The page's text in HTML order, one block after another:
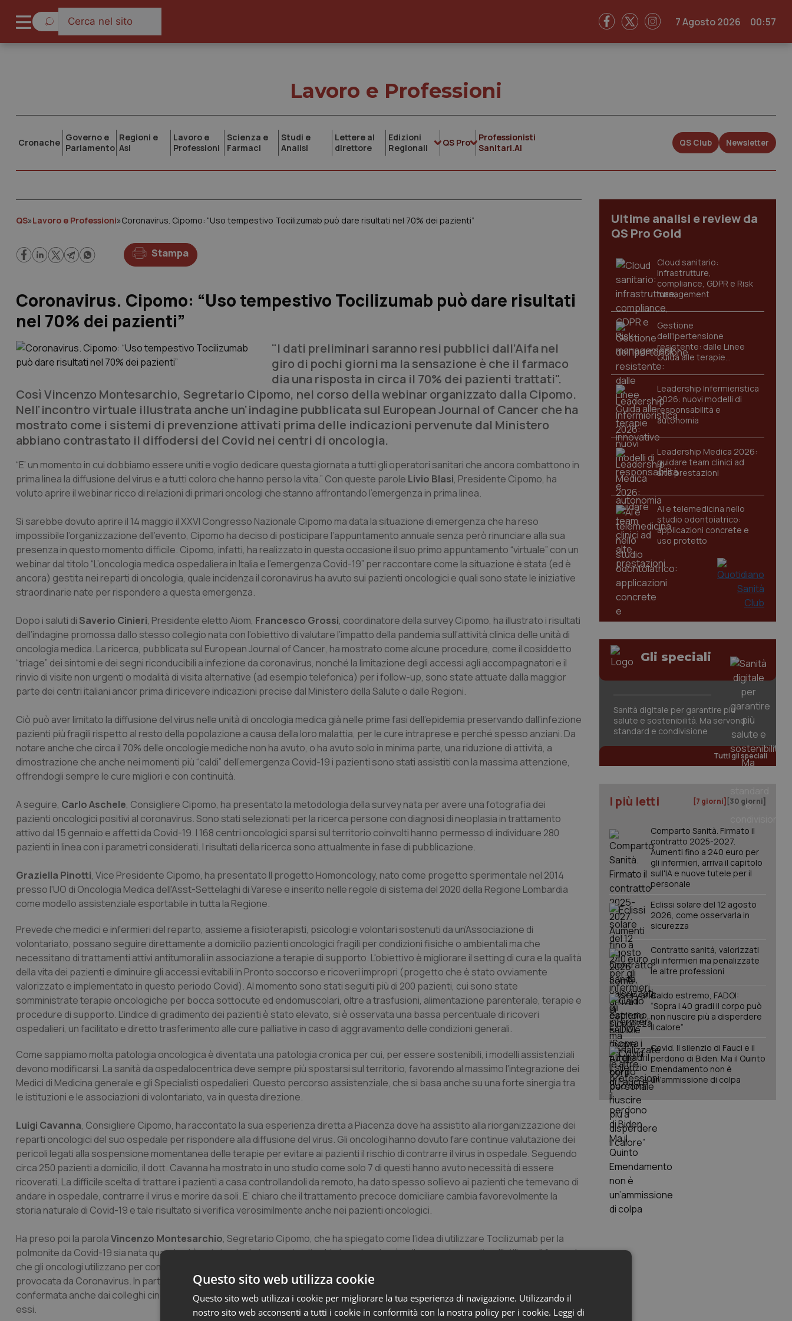
7 Agosto 2026 00:57
Lavoro e Professioni
Cronache Governo e
Parlamento
Regioni e
Asl
Lavoro e
Professioni
Scienza e
Farmaci
Studi e
Analisi
Lettere al
direttore
Edizioni
Regionali
QS Pro
Professionisti
Sanitari.AI
QS Club Newsletter
QS»Lavoro e Professioni»Coronavirus. Cipomo: “Uso tempestivo Tocilizumab può dare risultati nel 70% dei pazienti”
Stampa
Coronavirus. Cipomo: “Uso tempestivo Tocilizumab può dare risultati
nel 70% dei pazienti”
"I dati preliminari saranno resi pubblici dall’Aifa nel
giro di pochi giorni ma la sensazione è che il farmaco
dia una risposta in circa il 70% dei pazienti trattati".
Così Vincenzo Montesarchio, Segretario Cipomo, nel corso della webinar organizzato dalla Cipomo.
Nell'incontro virtuale illustrata anche un'indagine pubblicata sul European Journal of Cancer che ha
mostrato come i sistemi di prevenzione attivati prima delle indicazioni pervenute dal Ministero
abbiano contrastato il diffodersi del Covid nei centri di oncologia.
“E’ un momento in cui dobbiamo essere uniti e voglio dedicare questa giornata a tutti gli operatori sanitari che ancora combattono in
prima linea la diffusione del virus e a tutti coloro che hanno perso la vita.” Con queste parole Livio Blasi, Presidente Cipomo, ha
voluto aprire il webinar ricco di relazioni di primari oncologi che stanno affrontando l’emergenza in prima linea.
Si sarebbe dovuto aprire il 14 maggio il XXVI Congresso Nazionale Cipomo ma data la situazione di emergenza che ha reso
impossibile l’organizzazione dell’evento, Cipomo ha deciso di posticipare l’appuntamento annuale senza però rinunciare alla sua
presenza in questo momento difficile. Cipomo, infatti, ha realizzato in questa occasione il suo primo appuntamento “virtuale” con un
webinar dal titolo “L’oncologia medica ospedaliera in Italia e l’emergenza Covid-19” per raccontare come la situazione è stata (ed è
ancora) gestita nei reparti di oncologia, quale incidenza il coronavirus ha avuto sui pazienti oncologici e quali sono state le iniziative
straordinarie nate per rispondere a questa emergenza.
Dopo i saluti di Saverio Cinieri, Presidente eletto Aiom, Francesco Grossi, coordinatore della survey Cipomo, ha illustrato i risultati
dell’indagine promossa dallo stesso collegio nata con l’obiettivo di valutare l’impatto della pandemia sull’attività clinica delle unità di
oncologia medica. La ricerca, pubblicata sul European Journal of Cancer, ha mostrato come alcune procedure, come il cosiddetto
“triage” dei sintomi e dei segni riconducibili a infezione da coronavirus, nonché la limitazione degli accessi agli accompagnatori e il
rinvio di visite non urgenti o modalità di visita alternative (ad esempio telefonica) per i follow-up, sono state attuate dalla maggior
parte dei centri italiani ancor prima di ricevere indicazioni precise dal Ministero della Salute o dalle Regioni.
Ciò può aver limitato la diffusione del virus nelle unità di oncologia medica già nelle prime fasi dell’epidemia preservando dall’infezione
pazienti più fragili rispetto al resto della popolazione a causa della loro malattia, per le cure intraprese e perché spesso anziani. Da
notare anche che circa il 70% delle oncologie mediche non ha avuto, o ha avuto solo in minima parte, una riduzione di attività, a
dimostrazione che anche nei momenti più “caldi” dell’emergenza Covid-19 i pazienti sono stati assistiti con la massima attenzione,
offrendogli sempre le cure migliori e con continuità.
A seguire, Carlo Aschele, Consigliere Cipomo, ha presentato la metodologia della survey nata per avere una fotografia dei
pazienti oncologici positivi al coronavirus. Sono stati selezionati per la ricerca persone con diagnosi di neoplasia in trattamento
attivo dal 15 gennaio e affetti da Covid-19. I 168 centri oncologici sparsi sul territorio coinvolti hanno permesso di individuare 280
pazienti in linea con i parametri considerati. I risultati della ricerca sono attualmente in fase di pubblicazione.
Graziella Pinotti, Vice Presidente Cipomo, ha presentato Il progetto Homoncology, nato come progetto sperimentale nel 2014
presso l'UO di Oncologia Medica dell'Asst-Settelaghi di Varese e inserito nelle regole di sistema del 2020 della Regione Lombardia
come modello assistenziale esportabile in tutta la Regione.
Prevede che medici e infermieri del reparto, assieme a fisioterapisti, psicologi e volontari sostenuti da un’Associazione di
volontariato, possano seguire direttamente a domicilio pazienti oncologici fragili per condizioni fisiche o ambientali ma che
necessitano di trattamenti attivi antitumorali in associazione a terapie di supporto. L'obiettivo è migliorare il setting di cura e la qualità
della vita dei pazienti e diminuire gli accessi evitabili in Pronto soccorso e ricoveri impropri (progetto che è stato ovviamente
valorizzato e implementato in questo periodo Covid). Al momento sono stati seguiti più di 200 pazienti, cui sono state
somministrate terapie oncologiche per bocca sottocute ed endomuscolari, oltre a trasfusioni, alimentazione parenterale, terapie e
procedure di supporto. L'indice di gradimento dei pazienti è stato elevato, si è osservata una bassa percentuale di ricoveri
ospedalieri, un facilitato e diretto trasferimento alle cure palliative in caso di aggravamento delle condizioni generali.
Come sappiamo molta patologia oncologica è diventata una patologia cronica per cui, per essere sostenibili, i modelli assistenziali
devono modificarsi. La sanità da ospedalocentrica deve sempre più spostarsi sul territorio, favorendo al massimo l'integrazione dei
Medici di Medicina generale e gli Specialisti ospedalieri. Questo percorso assistenziale, che si basa anche su una forte sinergia tra
le istituzioni e le associazioni di volontariato, va in questa direzione.
Luigi Cavanna, Consigliere Cipomo, ha raccontato la sua esperienza diretta a Piacenza dove ha assistito alla riorganizzazione dei
reparti oncologici del suo ospedale per rispondere alla diffusione del virus. Gli oncologi hanno dovuto fare continue valutazione dei
pericoli legati alla sospensione momentanea delle terapie per evitare ai pazienti il rischio di contrarre il virus in ospedale. Seguendo
circa 250 pazienti a domicilio, il dott. Cavanna ha mostrato in uno studio come solo 7 di questi hanno avuto necessità di essere
ricoverati. La difficile scelta di trattare i pazienti a casa controllandoli da remoto, ha dato spesso sollievo ai pazienti che temevano di
andare in ospedale, contrarre il virus e morire da soli. E’ chiaro che il trattamento precoce domiciliare cambia favorevolmente la
storia naturale di Covid-19 e tale risultato si verifica verosimilmente anche nei pazienti oncologici.
Ha preso poi la parolaVincenzo Montesarchio, Segretario Cipomo, che ha spiegato come l’idea di utilizzare Tocilizumab per la
polmonite da Covid-19 sia nata quando si è notato che la tempesta citochimica, che si può sviluppare in seguito all’utilizzo di farmaci
che gli oncologi utilizzano per combattere i tumori, era simile a quella che si sviluppa nella sindrome da distress respiratorio acuto
provocata da Coronavirus. In particolare, abbiamo trovato, in comune tra le due, un’elevata produzione dell’interleuchina 6, idea
confermata anche dai colleghi cinesi che già avevano sperimentato il farmaco su 21 pazienti ottenendo un ottimo risultato su 20 di
essi.
Ultime analisi e review da
QS Pro Gold
Cloud sanitario:
infrastrutture,
compliance, GDPR e Risk
management
Gestione
dell'Ipertensione
resistente: dalle Linee
Guida alle terapie
innovative
Leadership Infermieristica
2026: nuovi modelli di
responsabilità e
autonomia
Leadership Medica 2026:
guidare team clinici ad
alte prestazioni
AI e telemedicina nello
studio odontoiatrico:
applicazioni concrete e
uso protetto
Gli speciali
Sanità digitale per garantire più
salute e sostenibilità. Ma servono
standard e condivisione
Tutti gli speciali
I più letti [7 giorni] [30 giorni]
Comparto Sanità. Firmato il
contratto 2025-2027.
Aumenti fino a 240 euro per
gli infermieri, arriva il capitolo
sull'IA e nuove tutele per il
personale
Eclissi solare del 12 agosto
2026, come osservarla in
sicurezza
Contratto sanità, valorizzati
gli infermieri ma penalizzate
le altre professioni
Caldo estremo, FADOI:
“Sopra i 40 gradi il corpo può
non riuscire più a disperdere
il calore”
Covid. Il silenzio di Fauci e il
perdono di Biden. Ma il Quinto
Emendamento non è
un’ammissione di colpa
Questo sito web utilizza cookie
Questo sito web utilizza i cookie per migliorare la tua esperienza di navigazione. Utilizzando il
nostro sito web acconsenti a tutti i cookie in conformità con la nostra policy per i cookie. Leggi di